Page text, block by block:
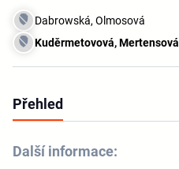
Dabrowská, Olmosová
Kuděrmetovová, Mertensová
Přehled
Další informace: